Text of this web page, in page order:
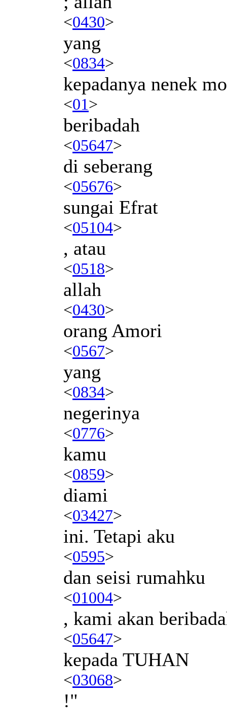
<0430>
yang
<0834>
kepadanya nenek
<01>
beribadah
<05647>
di seberang
<05676>
sungai Efrat
<05104>
, atau
<0518>
allah
<0430>
orang Amori
<0567>
yang
<0834>
negerinya
<0776>
kamu
<0859>
diami
<03427>
ini. Tetapi aku
<0595>
dan seisi rumahku
<01004>
, kami akan
<05647>
kepada TUHAN
<03068>
!"